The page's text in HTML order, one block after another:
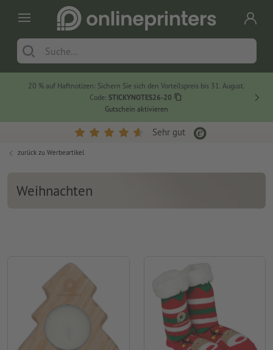
20 % auf Haftnotizen: Sichern Sie sich den Vorteilspreis bis 31. August.
Code: STICKYNOTES26-20
Gutschein aktivieren
Sehr gut
zurück zu Werbeartikel
Weihnachten